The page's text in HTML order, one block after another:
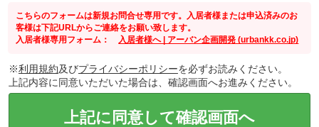
こちらのフォームは新規お問合せ専用です。入居者様または申込済みのお
客様は下記URLからご連絡をお願い致します。
入居者様専用フォーム： 入居者様へ | アーバン企画開発 (urbankk.co.jp)
※利用規約及びプライバシーポリシーを必ずお読みください。
上記内容に同意いただいた場合は、確認画面へお進みください。
上記に同意して確認画面へ